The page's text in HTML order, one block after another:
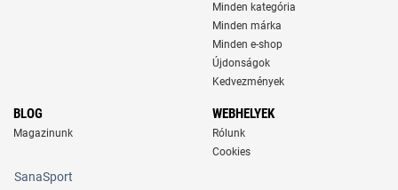
Minden kategória
Minden márka
Minden e-shop
Újdonságok
Kedvezmények
BLOG
Magazinunk
WEBHELYEK
Rólunk
Cookies
SanaSport